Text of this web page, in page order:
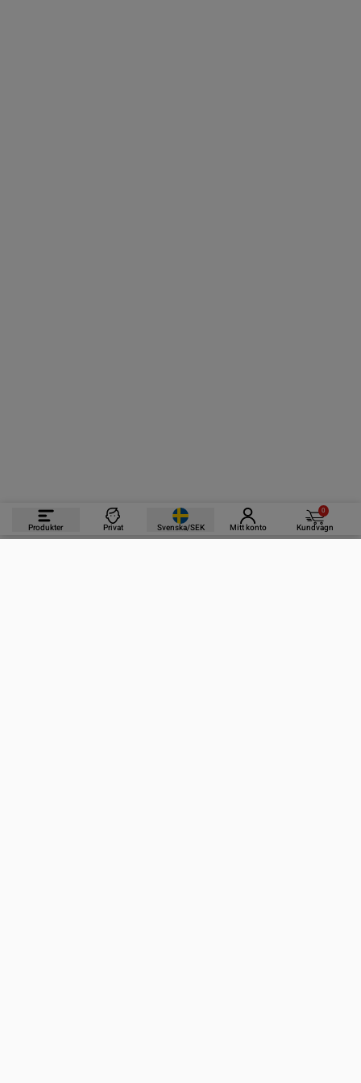
Produkter Privat Svenska/SEK Mitt konto
0
Kundvagn